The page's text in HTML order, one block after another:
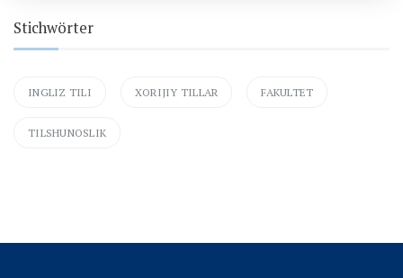
Stichwörter
INGLIZ TILI XORIJIY TILLAR FAKULTET
TILSHUNOSLIK